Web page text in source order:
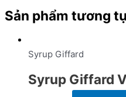
Sản phẩm tương
Syrup Giffard
Syrup Giffard